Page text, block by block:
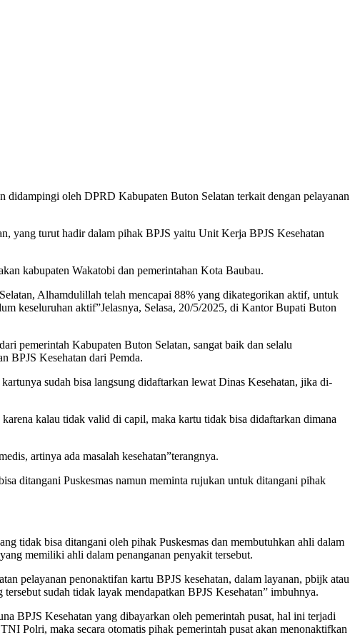
didampingi oleh DPRD Kabupaten Buton Selatan terkait dengan pelayanan
yang turut hadir dalam pihak BPJS yaitu Unit Kerja BPJS Kesehatan
kabupaten Wakatobi dan pemerintahan Kota Baubau.
Alhamdulillah telah mencapai 88% yang dikategorikan aktif, untuk
keseluruhan aktif”Jelasnya, Selasa, 20/5/2025, di Kantor Bupati Buton
pemerintah Kabupaten Buton Selatan, sangat baik dan selalu
BPJS Kesehatan dari Pemda.
sudah bisa langsung didaftarkan lewat Dinas Kesehatan, jika di-
kalau tidak valid di capil, maka kartu tidak bisa didaftarkan dimana
artinya ada masalah kesehatan”terangnya.
ditangani Puskesmas namun meminta rujukan untuk ditangani pihak
tidak bisa ditangani oleh pihak Puskesmas dan membutuhkan ahli dalam
memiliki ahli dalam penanganan penyakit tersebut.
pelayanan penonaktifan kartu BPJS kesehatan, dalam layanan, pbijk atau
sudah tidak layak mendapatkan BPJS Kesehatan” imbuhnya.
BPJS Kesehatan yang dibayarkan oleh pemerintah pusat, hal ini terjadi
Polri, maka secara otomatis pihak pemerintah pusat akan menonaktifkan